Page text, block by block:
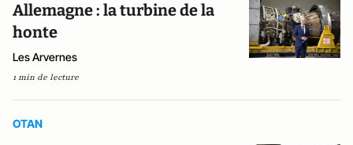
Allemagne : la turbine de la
honte
Les Arvernes
1 min de lecture
OTAN